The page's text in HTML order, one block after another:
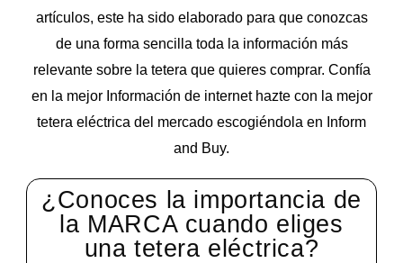
artículos, este ha sido elaborado para que conozcas
de una forma sencilla toda la información más
relevante sobre la tetera que quieres comprar. Confía
en la mejor Información de internet hazte con la mejor
tetera eléctrica del mercado escogiéndola en Inform
and Buy.
¿Conoces la importancia de
la MARCA cuando eliges
una tetera eléctrica?